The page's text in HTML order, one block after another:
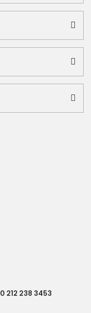
0 212 238 3453